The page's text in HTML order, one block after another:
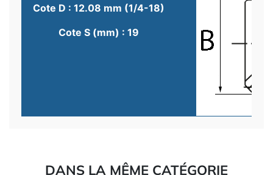
Cote D : 12.08 mm (1/4-18)
Cote S (mm) : 19
DANS LA MÊME CATÉGORIE